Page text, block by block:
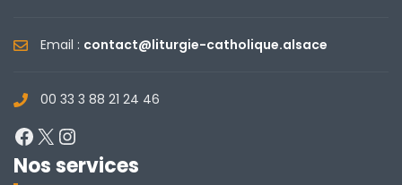
Email : contact@liturgie-catholique.alsace
00 33 3 88 21 24 46
Facebook
X
Nos services